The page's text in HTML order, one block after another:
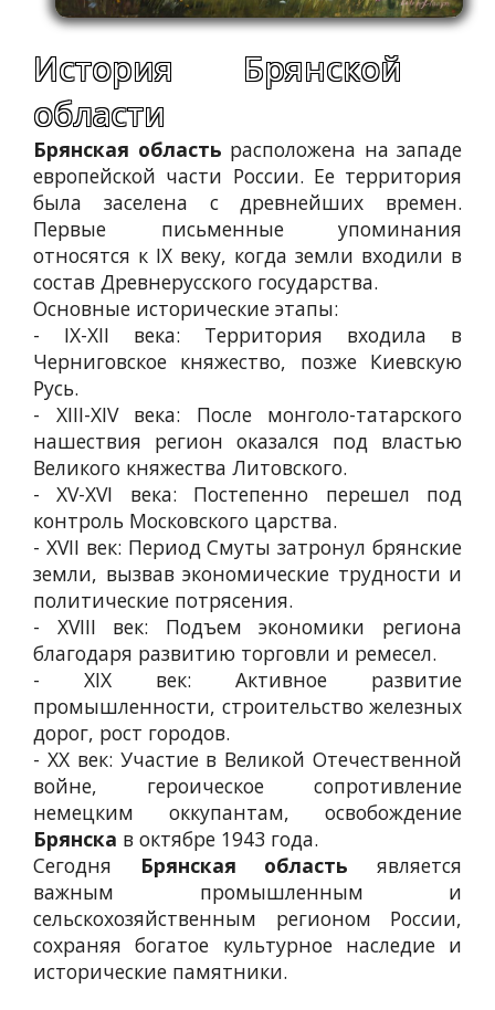
История Брянской
области
Брянская область расположена на западе
европейской части России. Ее территория
была заселена с древнейших времен.
Первые письменные упоминания
относятся к IX веку, когда земли входили в
состав Древнерусского государства.
Основные исторические этапы:
- IX-XII века: Территория входила в
Черниговское княжество, позже Киевскую
Русь.
- XIII-XIV века: После монголо-татарского
нашествия регион оказался под властью
Великого княжества Литовского.
- XV-XVI века: Постепенно перешел под
контроль Московского царства.
- XVII век: Период Смуты затронул брянские
земли, вызвав экономические трудности и
политические потрясения.
- XVIII век: Подъем экономики региона
благодаря развитию торговли и ремесел.
- XIX век: Активное развитие
промышленности, строительство железных
дорог, рост городов.
- XX век: Участие в Великой Отечественной
войне, героическое сопротивление
немецким оккупантам, освобождение
Брянска в октябре 1943 года.
Сегодня Брянская область является
важным промышленным и
сельскохозяйственным регионом России,
сохраняя богатое культурное наследие и
исторические памятники.